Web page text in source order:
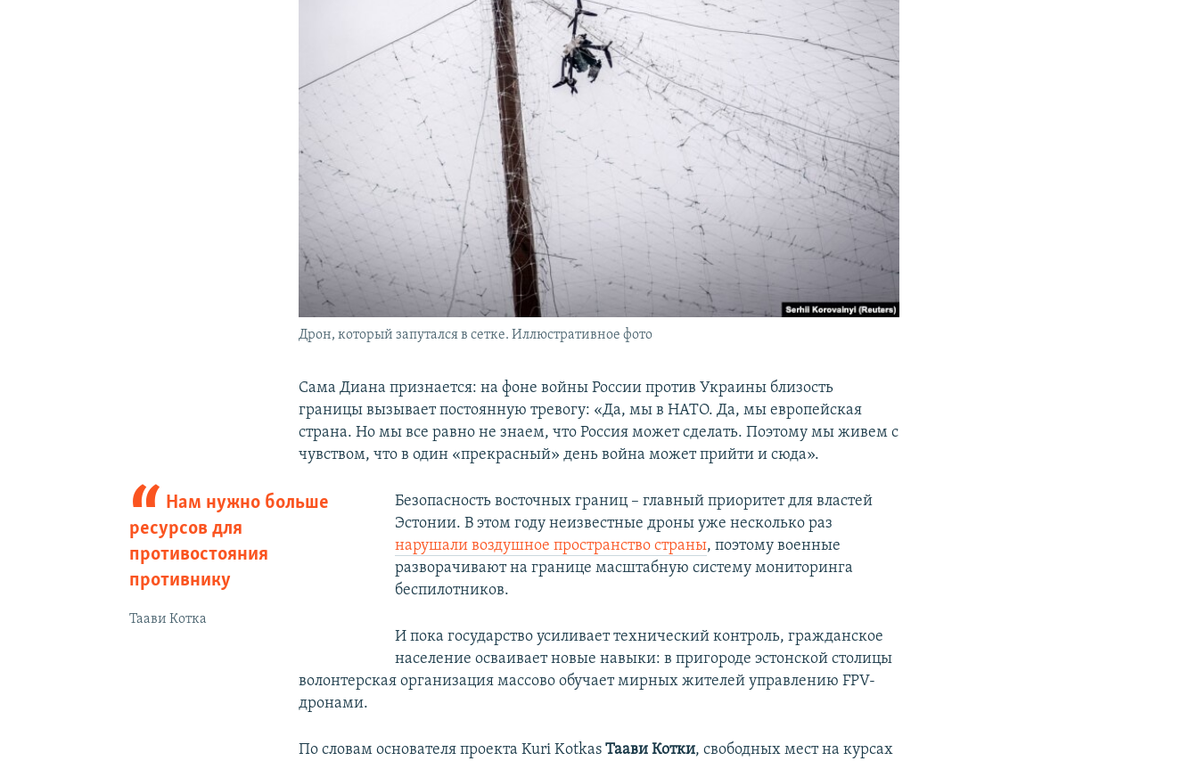
Дрон, который запутался в сетке. Иллюстративное фото
Сама Диана признается: на фоне войны России против Украины близость
границы вызывает постоянную тревогу: «Да, мы в НАТО. Да, мы европейская
страна. Но мы все равно не знаем, что Россия может сделать. Поэтому мы живем с
чувством, что в один «прекрасный» день война может прийти и сюда».
Нам нужно больше
ресурсов для
противостояния
противнику
Таави Котка
Безопасность восточных границ – главный приоритет для властей
Эстонии. В этом году неизвестные дроны уже несколько раз
нарушали воздушное пространство страны, поэтому военные
разворачивают на границе масштабную систему мониторинга
беспилотников.
И пока государство усиливает технический контроль, гражданское
население осваивает новые навыки: в пригороде эстонской столицы
волонтерская организация массово обучает мирных жителей управлению FPV-
дронами.
По словам основателя проекта Kuri KotkasТаави Котки, свободных мест на курсах